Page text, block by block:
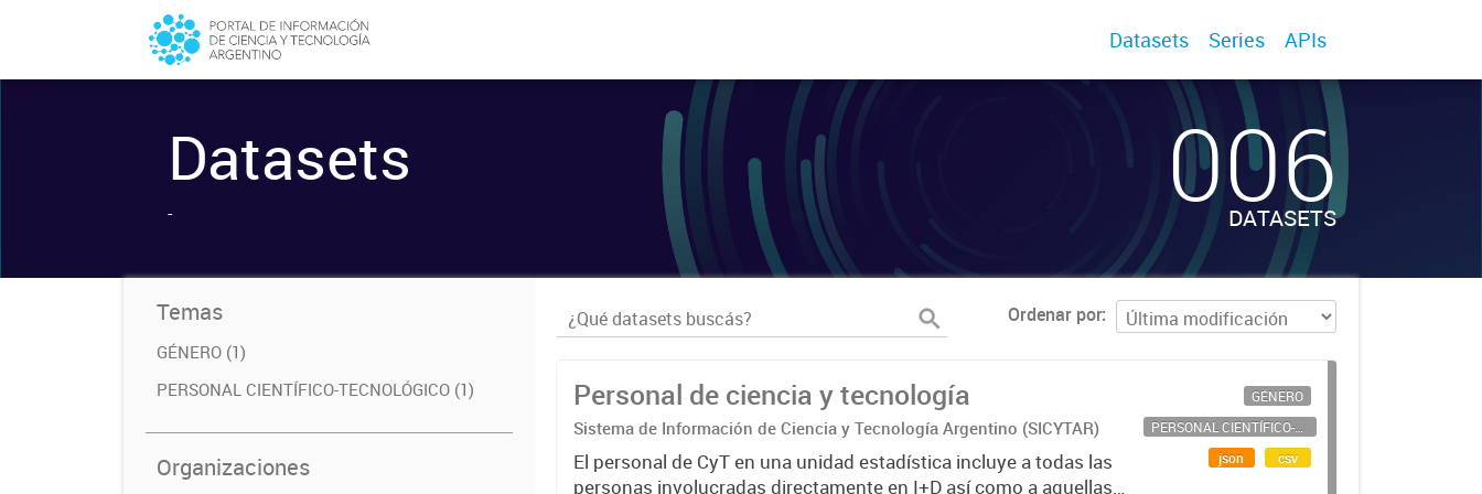
Datasets Series APIs
Datasets
- 006
DATASETS
Temas
GÉNERO (1)
PERSONAL CIENTÍFICO-TECNOLÓGICO (1)
Organizaciones
Ordenar por
Personal de ciencia y tecnología
Sistema de Información de Ciencia y Tecnología Argentino (SICYTAR)
El personal de CyT en una unidad estadística incluye a todas las
personas involucradas directamente en I+D así como a aquellas
GÉNERO
PERSONAL CIENTÍFICO-TECNOLÓGICO
json
csv